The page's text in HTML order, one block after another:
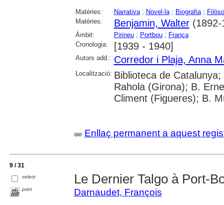
Matèries: Narrativa; Novel·la; Biografia;
Matèries:
Benjamin, Walter(1892-
Àmbit: Pirineu; Portbou; França
Cronologia:
[1939 - 1940]
Autors add.: Corredor i Plaja, Anna
Localització: Biblioteca de
Rahola (Girona); B.
Climent (Figueres); B.
Enllaç permanent a aquest
9 / 31
select
print
Le Dernier Talgo à Port-
Darnaudet, François